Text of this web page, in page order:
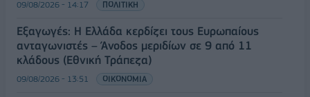
09/08/2026 - 14:17 ΠΟΛΙΤΙΚΗ
Εξαγωγές: Η Ελλάδα κερδίζει τους Ευρωπαίους
ανταγωνιστές – Άνοδος μεριδίων σε 9 από 11
κλάδους (Εθνική Τράπεζα)
09/08/2026 - 13:51 ΟΙΚΟΝΟΜΙΑ